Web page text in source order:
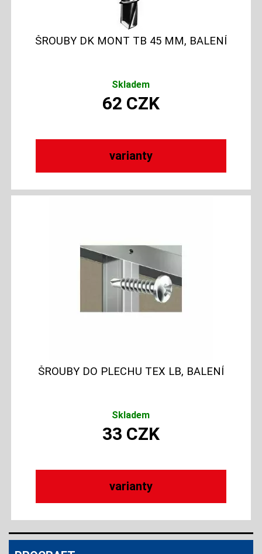
ŠROUBY DK MONT TB 45 MM, BALENÍ
Skladem
varianty
62 CZK
ŠROUBY DO PLECHU TEX LB, BALENÍ
Skladem
varianty
33 CZK